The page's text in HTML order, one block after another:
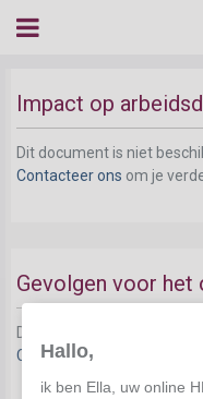
Impact op
Dit document is niet
Contacteer ons om je
Gevolgen voor het
Dit document is niet
Contacteer ons
Hallo,
ik ben Ella, uw online